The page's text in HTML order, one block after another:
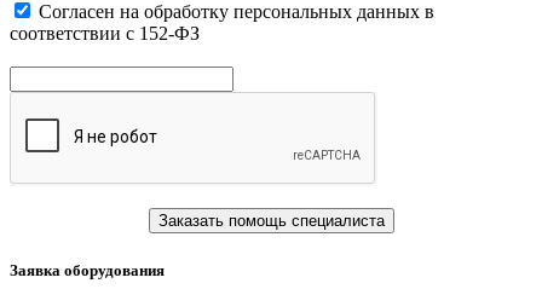
Cогласен на обработку персональных данных в
соответствии с 152-ФЗ
Заказать помощь специалиста
Заявка оборудования